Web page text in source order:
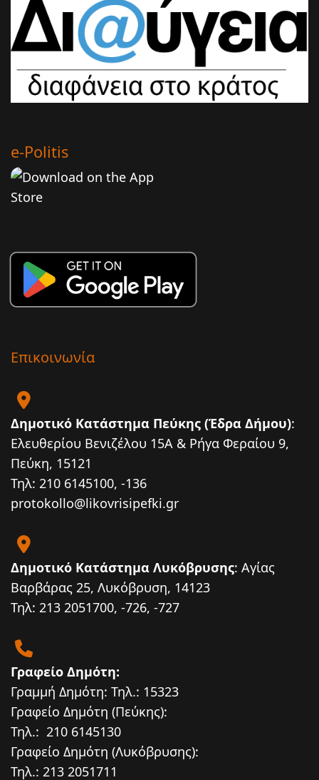
e-Politis
Επικοινωνία
Δημοτικό Κατάστημα Πεύκης (Έδρα Δήμου):
Ελευθερίου Βενιζέλου 15Α & Ρήγα Φεραίου 9,
Πεύκη, 15121
Τηλ: 210 6145100, -136
protokollo@likovrisipefki.gr
Δημοτικό Κατάστημα Λυκόβρυσης: Αγίας
Βαρβάρας 25, Λυκόβρυση, 14123
Τηλ: 213 2051700, -726, -727
Γραφείο Δημότη:
Γραμμή Δημότη: Τηλ.: 15323
Γραφείο Δημότη (Πεύκης):
Τηλ.: 210 6145130
Γραφείο Δημότη (Λυκόβρυσης):
Τηλ.: 213 2051711